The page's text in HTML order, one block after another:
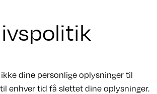
dine personlige oplysninger til
enhver tid få slettet dine oplysninger.